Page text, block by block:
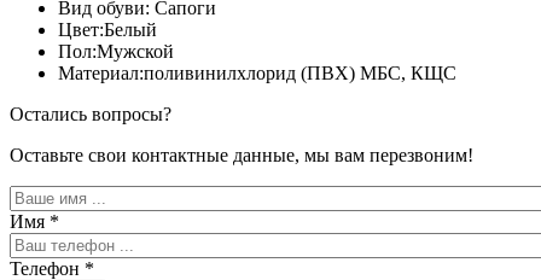
Вид обуви: Сапоги
Цвет:Белый
Пол:Мужской
Материал:поливинилхлорид (ПВХ) МБС, КЩС
Остались вопросы?
Оставьте свои контактные данные, мы вам перезвоним!
Имя *
Телефон *